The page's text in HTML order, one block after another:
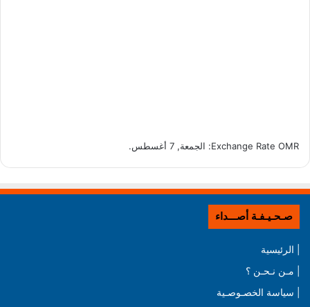
Exchange Rate OMR : الجمعة, 7 أغسطس.
صـحـيـفـة أصـــداء
| الرئيسية
| مـن نـحـن ؟
| سياسة الخصـوصـية